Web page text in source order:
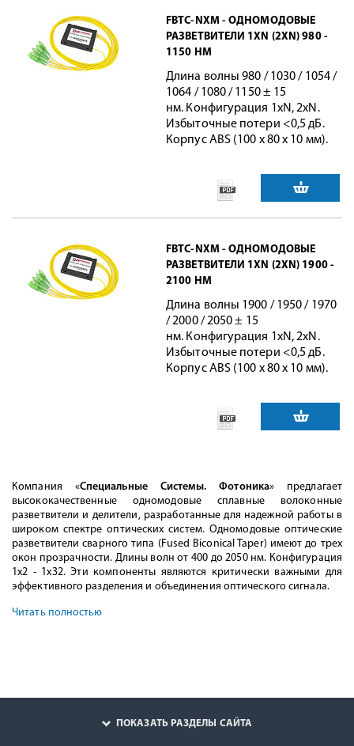
FBTC-NXM - ОДНОМОДОВЫЕ
РАЗВЕТВИТЕЛИ 1XN (2XN) 980 -
1150 НМ
Длина волны 980 / 1030 / 1054 /
1064 / 1080 / 1150 ± 15
нм. Конфигурация 1xN, 2xN.
Избыточные потери <0,5 дБ.
Корпус ABS (100 х 80 х 10 мм).
FBTC-NXM - ОДНОМОДОВЫЕ
РАЗВЕТВИТЕЛИ 1XN (2XN) 1900 -
2100 НМ
Длина волны 1900 / 1950 / 1970
/ 2000 / 2050 ± 15
нм. Конфигурация 1xN, 2xN.
Избыточные потери <0,5 дБ.
Корпус ABS (100 х 80 х 10 мм).
Компания «Специальные Системы. Фотоника» предлагает
высококачественные одномодовые сплавные волоконные
разветвители и делители, разработанные для надежной работы в
широком спектре оптических систем. Одномодовые оптические
разветвители сварного типа (Fused Biconical Taper) имеют до трех
окон прозрачности. Длины волн от 400 до 2050 нм. Конфигурация
1х2 - 1х32. Эти компоненты являются критически важными для
эффективного разделения и объединения оптического сигнала.
Читать полностью
ПОКАЗАТЬ РАЗДЕЛЫ САЙТА